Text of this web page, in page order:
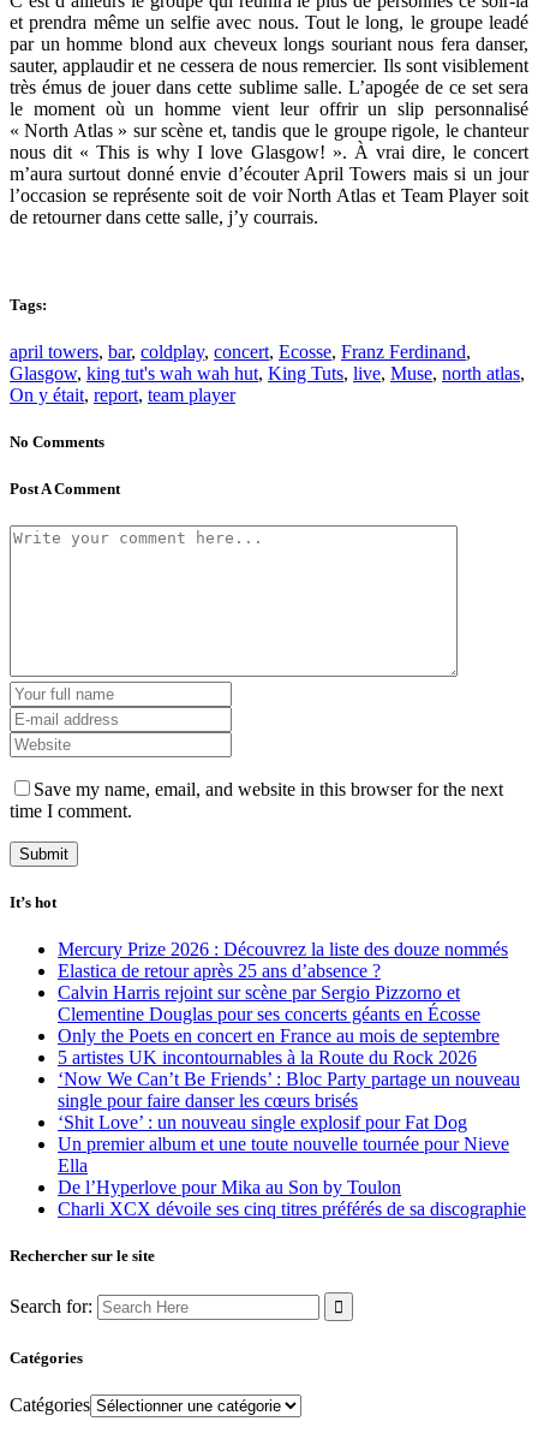
et prendra même un selfie avec nous. Tout le long, le groupe leadé
par un homme blond aux cheveux longs souriant nous fera danser,
sauter, applaudir et ne cessera de nous remercier. Ils sont visiblement
très émus de jouer dans cette sublime salle. L’apogée de ce set sera
le moment où un homme vient leur offrir un slip personnalisé
« North Atlas » sur scène et, tandis que le groupe rigole, le chanteur
nous dit « This is why I love Glasgow! ». À vrai dire, le concert
m’aura surtout donné envie d’écouter April Towers mais si un jour
l’occasion se représente soit de voir North Atlas et Team Player soit
de retourner dans cette salle, j’y courrais.
Tags:
april towers, bar, coldplay, concert, Ecosse, Franz Ferdinand,
Glasgow, king tut's wah wah hut, King Tuts, live, Muse, north atlas,
On y était, report, team player
No Comments
Post A Comment
Save my name, email, and website in this browser for the next
time I comment.
It’s hot
Mercury Prize 2026 : Découvrez la liste des douze nommés
Elastica de retour après 25 ans d’absence ?
Calvin Harris rejoint sur scène par Sergio Pizzorno et
Clementine Douglas pour ses concerts géants en Écosse
Only the Poets en concert en France au mois de septembre
5 artistes UK incontournables à la Route du Rock 2026
‘Now We Can’t Be Friends’ : Bloc Party partage un nouveau
single pour faire danser les cœurs brisés
‘Shit Love’ : un nouveau single explosif pour Fat Dog
Un premier album et une toute nouvelle tournée pour Nieve
Ella
De l’Hyperlove pour Mika au Son by Toulon
Charli XCX dévoile ses cinq titres préférés de sa discographie
Rechercher sur le site
Search for:
Catégories
Catégories